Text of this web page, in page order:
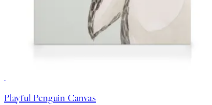
Playful Penguin Canvas